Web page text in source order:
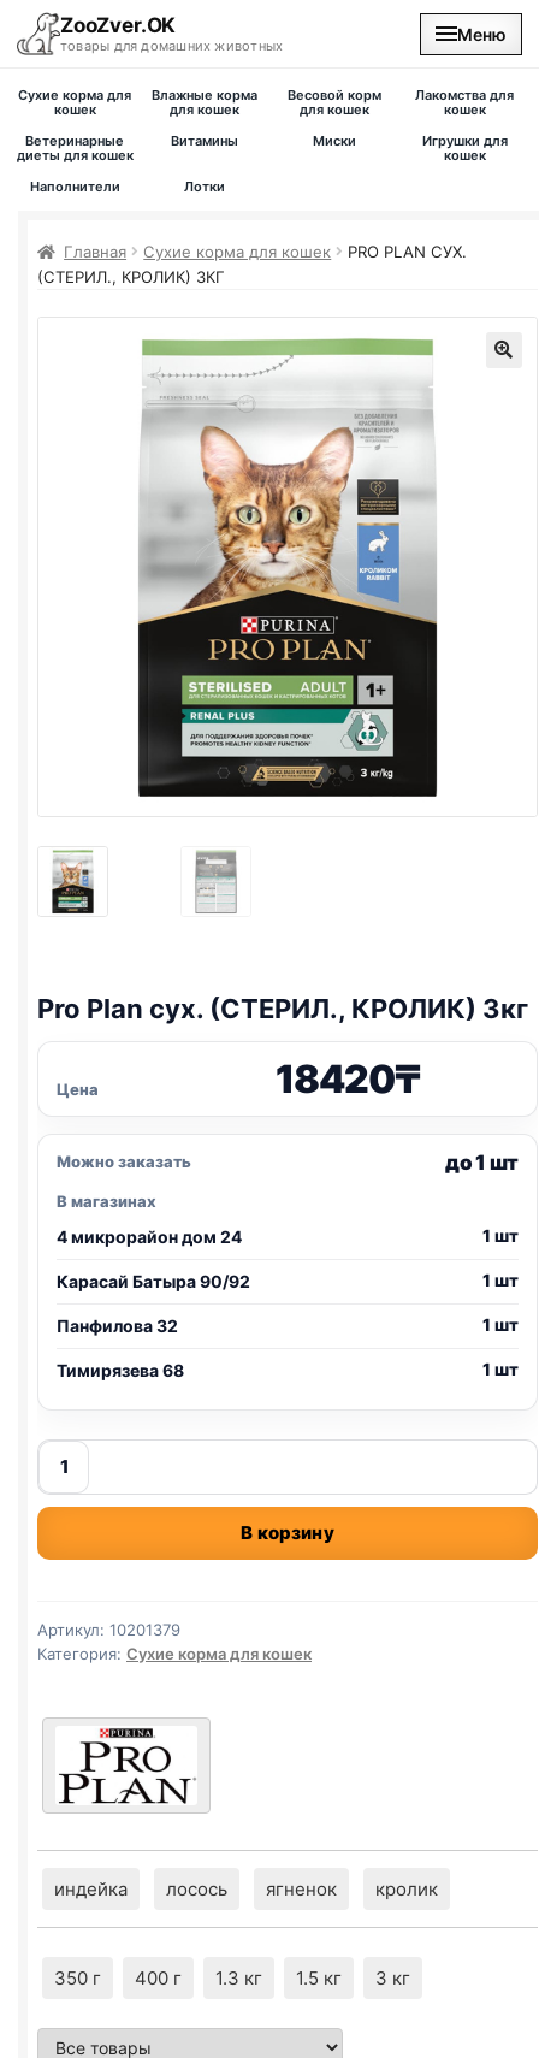
ZooZver.OK
товары для домашних животных
Меню
На главную
Сухие корма для
кошек
Влажные корма
для кошек
Весовой корм
для кошек
Лакомства для
кошек
Ветеринарные
диеты для кошек
Витамины Миски
Игрушки для
кошек
Наполнители
Лотки
Главная Сухие корма для кошек PRO PLANСУХ.
(СТЕРИЛ., КРОЛИК) 3КГ
Pro Plan сух. (СТЕРИЛ., КРОЛИК) 3кг
Цена 18420₸
Можно заказать до 1 шт
В магазинах
4 микрорайон дом 24 1 шт
Карасай Батыра 90/92 1 шт
Панфилова 32 1 шт
Тимирязева 68 1 шт
Количество
товара
Pro
сух.
КРОЛИК)
3кг
В корзину
Артикул: 10201379
Категория: Сухие корма для кошек
индейка лосось ягненок кролик
350 г 400 г 1.3 кг 1.5 кг 3 кг